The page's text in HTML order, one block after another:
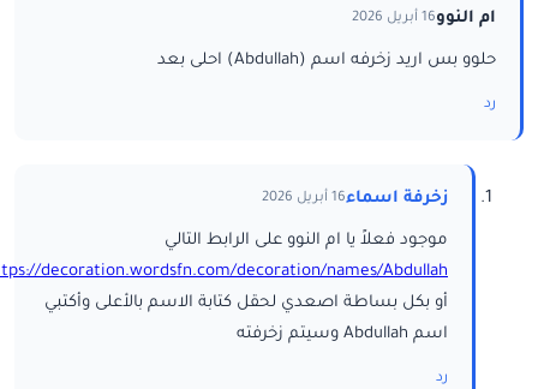
ام النوو16 أبريل 2026
حلوو بس اريد زخرفه اسم (Abdullah) احلى بعد
رد
زخرفة اسماء16 أبريل 2026
موجود فعلاً يا ام النوو على الرابط التالي
decoration.wordsfn.com/decoration/names/Abdullah/
أو بكل بساطة اصعدي لحقل كتابة الاسم بالأعلى وأكتبي
اسم Abdullah وسيتم زخرفته
رد